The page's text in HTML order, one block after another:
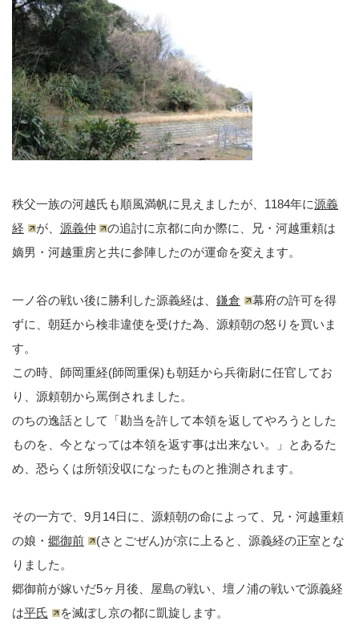
秩父一族の河越氏も順風満帆に見えましたが、1184年に源義
経
が、 源義仲
の追討に京都に向か際に、兄・河越重頼は
嫡男・河越重房と共に参陣したのが運命を変えます。
一ノ谷の戦い後に勝利した源義経は、 鎌倉
幕府の許可を得
ずに、朝廷から検非違使を受けた為、源頼朝の怒りを買いま
す。
この時、師岡重経(師岡重保)も朝廷から兵衛尉に任官してお
り、源頼朝から罵倒されました。
のちの逸話として「勘当を許して本領を返してやろうとした
ものを、今となっては本領を返す事は出来ない。」とあるた
め、恐らくは所領没収になったものと推測されます。
その一方で、9月14日に、源頼朝の命によって、兄・河越重頼
の娘・ 郷御前
(さとごぜん)が京に上ると、源義経の正室とな
りました。
郷御前が嫁いだ5ヶ月後、屋島の戦い、壇ノ浦の戦いで源義経
は平氏 を滅ぼし京の都に凱旋します。